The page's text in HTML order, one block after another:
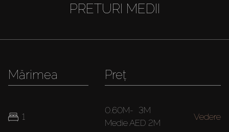
PRETURI MEDII
Mărimea
1
Preț
0.60M- 3M
MedieAED 2M
Vedere